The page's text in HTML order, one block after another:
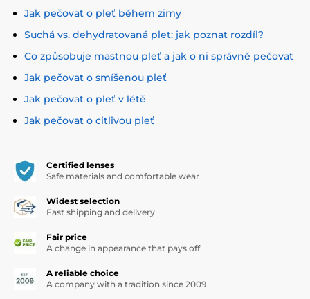
Jak pečovat o pleť během zimy
Suchá vs. dehydratovaná pleť: jak poznat rozdíl?
Co způsobuje mastnou pleť a jak o ni správně pečovat
Jak pečovat o smíšenou pleť
Jak pečovat o pleť v létě
Jak pečovat o citlivou pleť
Certified lenses
Safe materials and comfortable wear
Widest selection
Fast shipping and delivery
Fair price
A change in appearance that pays off
A reliable choice
A company with a tradition since 2009